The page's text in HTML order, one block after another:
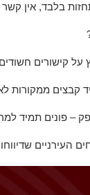
בלבד, אין
העירניים